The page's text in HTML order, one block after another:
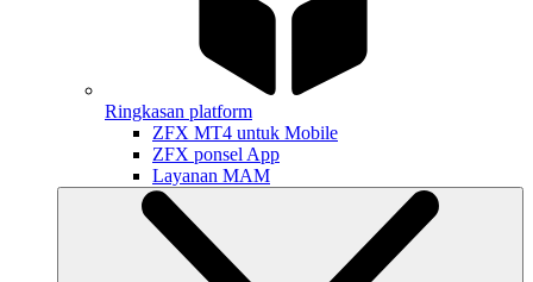
Ringkasan platform
ZFX MT4 untuk Mobile
ZFX ponsel App
Layanan MAM